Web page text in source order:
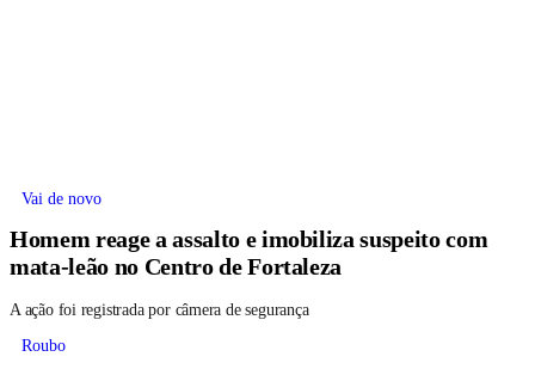
Vai de novo
Homem reage a assalto e imobiliza suspeito com
mata-leão no Centro de Fortaleza
A ação foi registrada por câmera de segurança
Roubo